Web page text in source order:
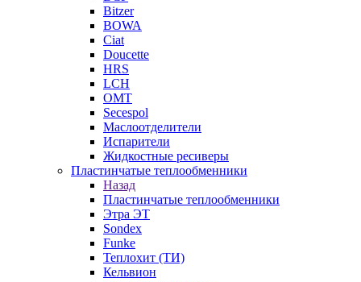
Bitzer
BOWA
Ciat
Doucette
HRS
LCH
OMT
Secespol
Маслоотделители
Испарители
Жидкостные ресиверы
Пластинчатые теплообменники
Назад
Пластинчатые теплообменники
Этра ЭТ
Sondex
Funke
Теплохит (ТИ)
Кельвион